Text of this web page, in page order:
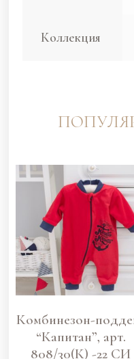
Коллекция
Комбинезон-
“Капитан”, арт.
808/30(К) -22 СИ